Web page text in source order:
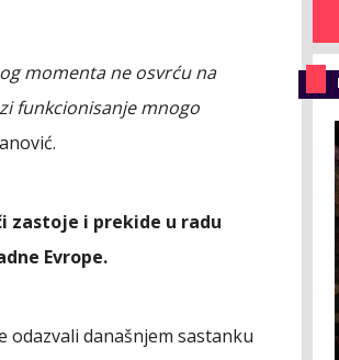
momenta ne osvrću na
funkcionisanje mnogo
zastoje i prekide u radu
Evrope.
odazvali današnjem sastanku